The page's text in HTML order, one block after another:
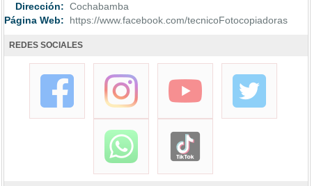
Dirección: Cochabamba
Página Web: https://www.facebook.com/tecnicoFotocopiadoras
REDES SOCIALES